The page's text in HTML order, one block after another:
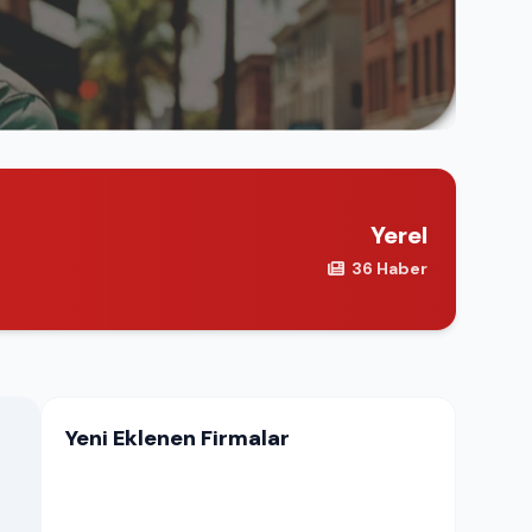
Yerel
36 Haber
Yeni Eklenen Firmalar